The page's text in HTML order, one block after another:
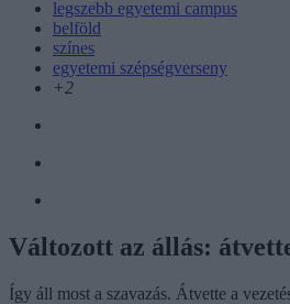
legszebb egyetemi campus
belföld
színes
egyetemi szépségverseny
+2
Változott az állás:
Így áll most a szavazás. Átvette a